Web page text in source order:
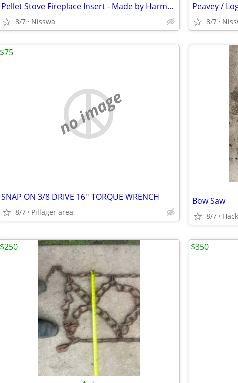
Pellet Stove Fireplace Insert - Made by Harmon Stove / Iron Company
8/7 Nisswa 8/7
no image
SNAP ON 3/8 DRIVE 16'' TORQUE WRENCH
8/7 Pillager area
$75
Bow Saw
8/7
$250 $350